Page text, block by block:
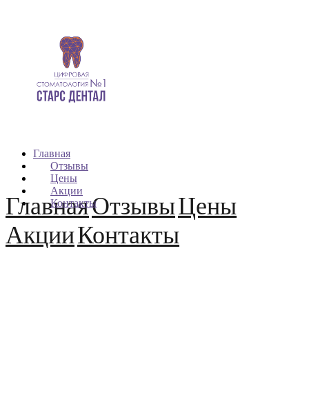
Главная
Отзывы
Цены
Акции
Контакты
ГлавнаяОтзывыЦены
АкцииКонтакты